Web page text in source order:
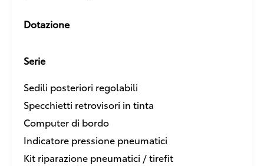
Dotazione
Serie
Sedili posteriori regolabili
Specchietti retrovisori in tinta
Computer di bordo
Indicatore pressione pneumatici
Kit riparazione pneumatici / tirefit